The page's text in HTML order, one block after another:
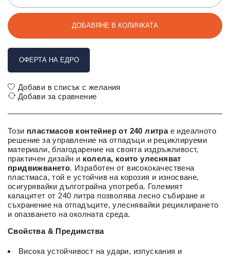
ДОБАВЯНЕ В КОЛИЧКАТА
ОФЕРТА НА ЕДРО
Добави в списък с желания
Добави за сравнение
Този пластмасов контейнер от 240 литрае идеалното
решение за управление на отпадъци и рециклируеми
материали, благодарение на своята издръжливост,
практичен дизайн и колела, които улесняват
придвижването. Изработен от висококачествена
пластмаса, той е устойчив на корозия и износване,
осигурявайки дълготрайна употреба. Големият
капацитет от 240 литра позволява лесно събиране и
съхранение на отпадъците, улеснявайки рециклирането
и опазването на околната среда.
Свойства & Предимства
Висока устойчивост на удари, изпускания и